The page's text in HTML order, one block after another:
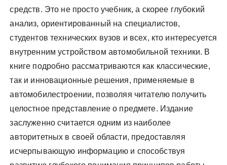
средств. Это не просто учебник, а скорее глубокий
анализ, ориентированный на специалистов,
студентов технических вузов и всех, кто интересуется
внутренним устройством автомобильной техники. В
книге подробно рассматриваются как классические,
так и инновационные решения, применяемые в
автомобилестроении, позволяя читателю получить
целостное представление о предмете. Издание
заслуженно считается одним из наиболее
авторитетных в своей области, предоставляя
исчерпывающую информацию и способствуя